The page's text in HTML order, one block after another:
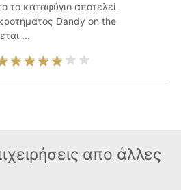
το καταφύγιο αποτελεί
Dandy on the
...
απο άλλες